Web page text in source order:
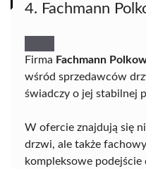
4. Fachmann
Firma Fachmann
wśród sprzedawców
świadczy o jej stabilnej
W ofercie znajdują się
drzwi, ale także
kompleksowe podejście